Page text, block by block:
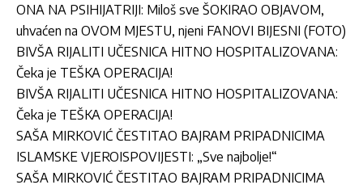
ONA NA PSIHIJATRIJI: Miloš sve ŠOKIRAO OBJAVOM,
uhvaćen na OVOM MJESTU, njeni FANOVI BIJESNI (FOTO)
BIVŠA RIJALITI UČESNICA HITNO HOSPITALIZOVANA:
Čeka je TEŠKA OPERACIJA!
BIVŠA RIJALITI UČESNICA HITNO HOSPITALIZOVANA:
Čeka je TEŠKA OPERACIJA!
SAŠA MIRKOVIĆ ČESTITAO BAJRAM PRIPADNICIMA
ISLAMSKE VJEROISPOVIJESTI: „Sve najbolje!“
SAŠA MIRKOVIĆ ČESTITAO BAJRAM PRIPADNICIMA